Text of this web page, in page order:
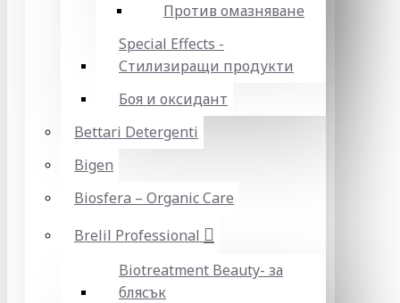
Против омазняване
Special Effects -
Стилизиращи продукти
Боя и оксидант
Bettari Detergenti
Bigen
Biosfera – Organic Care
Brelil Professional
Biotreatment Beauty- за
блясък